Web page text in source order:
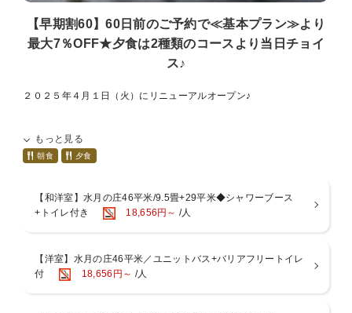
【早期割60】60日前のご予約で≪基本プラン≫より
最大7％OFF★夕食は2種類のコースより当日チョイ
ス♪
２０２５年４月１日（火）にリニューアルオープン♪
【１】全客室がリニューアル！スマートＴＶの導入やベッドサイドに
ＵＳＢ電源ポート。
【２】温泉露天風呂付き客室が登場！大浴場に行かなくても箱根の源
泉をお愉しみいただけます♪
【４】食事処「つつじ亭」が全席ソファテーブル席に！着座するまで
も目で愉しめる水景を設えました♪
もっと見る
朝食 夕食
【和洋室】水月の庄46平米/9.5畳+29平米◆シャワーブース
+トイレ付き
18,656円～ /人
【洋室】水月の庄46平米／ユニットバス+バリアフリートイレ
付
18,656円～ /人